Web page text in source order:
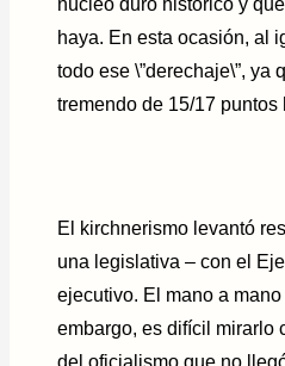
haya. En esta ocasión, al
todo ese \”derechaje\”,
tremendo de 15/17 puntos
El kirchnerismo levantó
una legislativa – con el
ejecutivo. El mano a
embargo, es difícil mirarlo
del oficialismo que no